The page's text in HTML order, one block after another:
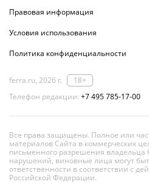
Правовая информация
Условия использования
Политика конфиденциальности
ferra.ru, 2026 г.
18+
Телефон редакции: +7 495 785-17-00
Все права защищены. Полное или
материалов Сайта в коммерческих
письменного разрешения владельца
нарушений, виновные лица могут
ответственности в соответствии с
Российской Федерации.